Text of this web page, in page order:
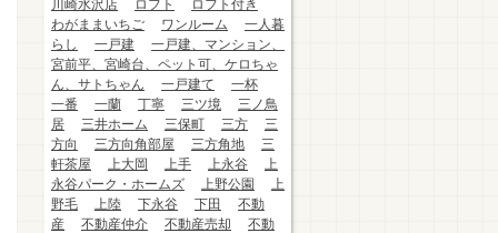
川崎水沢店
ロフト
ロフト付き
わがままいちご
ワンルーム
一人暮
らし
一戸建
一戸建、マンション、
宮前平、宮崎台、ペット可、ケロちゃ
ん、サトちゃん
一戸建て
一杯
一番
一蘭 丁寧 三ツ境
三ノ鳥
居
三井ホーム 三保町 三方
三
方向
三方向角部屋 三方角地
三
軒茶屋
上大岡 上手 上永谷
上
永谷パーク・ホームズ
上野公園
上
野毛
上陸 下永谷 下田
不動
産
不動産仲介 不動産売却
不動